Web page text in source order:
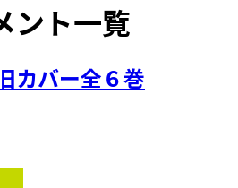
ント一覧
カバー全６巻